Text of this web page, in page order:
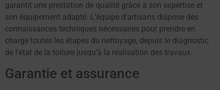
garantit une prestation de qualité grâce à son expertise et
son équipement adapté. L’équipe d’artisans dispose des
connaissances techniques nécessaires pour prendre en
charge toutes les étapes du nettoyage, depuis le diagnostic
de l’état de la toiture jusqu’à la réalisation des travaux.
Garantie et assurance